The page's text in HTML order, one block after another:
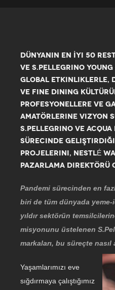
DÜNYANIN EN İYI 50
VE S.PELLEGRINO
GLOBAL ETKINLIKLERLE,
VE FINE DINING
PROFESYONELLERE VE
AMATÖRLERINE VIZYON
S.PELLEGRINO VE
SÜRECINDE
PROJELERINI, NESTLÉ
PAZARLAMA DIREKTÖRÜ
Pandemi sürecinden en
biri de tüm dünyada
yıldır sektörün
misyonunu üstelenen
markaları, bu süreçte
Yaşamlarımızı eve
sığdırmaya çalıştığımız